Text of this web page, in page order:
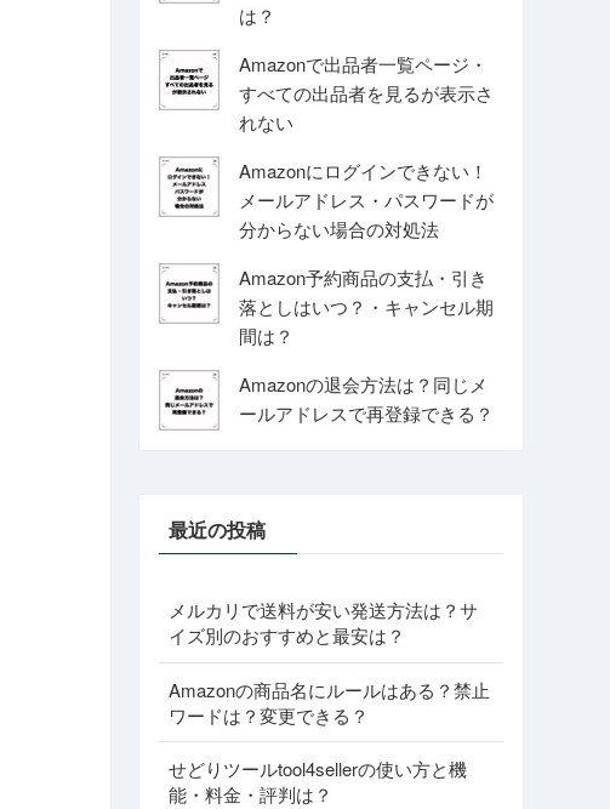
は？
Amazonで出品者一覧ページ・
すべての出品者を見るが表示さ
れない
Amazonにログインできない！
メールアドレス・パスワードが
分からない場合の対処法
Amazon予約商品の支払・引き
落としはいつ？・キャンセル期
間は？
Amazonの退会方法は？同じメ
ールアドレスで再登録できる？
最近の投稿
メルカリで送料が安い発送方法は？サ
イズ別のおすすめと最安は？
Amazonの商品名にルールはある？禁止
ワードは？変更できる？
せどりツールtool4sellerの使い方と機
能・料金・評判は？